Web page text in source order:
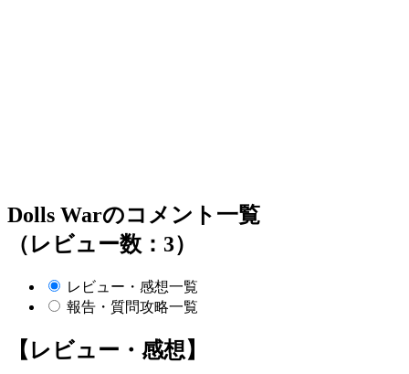
Dolls Warのコメント一覧
（レビュー数：3）
レビュー・感想一覧
報告・質問攻略一覧
【レビュー・感想】